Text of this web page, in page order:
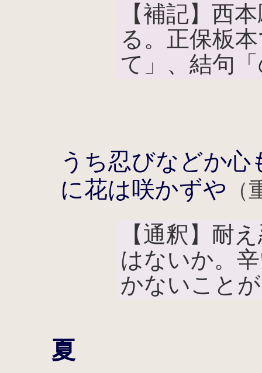
【補記】西
る。正保板
て」、結句
うち忍びなどか
に花は咲かずや
【通釈】耐
はないか。
かないこと
夏